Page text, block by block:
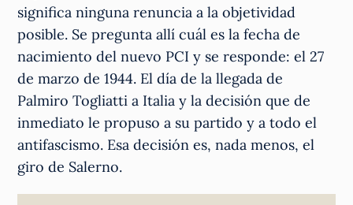
significa ninguna renuncia a la objetividad
posible. Se pregunta allí cuál es la fecha de
nacimiento del nuevo PCI y se responde: el 27
de marzo de 1944. El día de la llegada de
Palmiro Togliatti a Italia y la decisión que de
inmediato le propuso a su partido y a todo el
antifascismo. Esa decisión es, nada menos, el
giro de Salerno.